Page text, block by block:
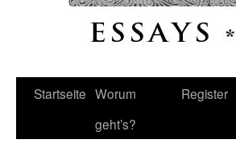
Startseite Worum
geht’s?
Register